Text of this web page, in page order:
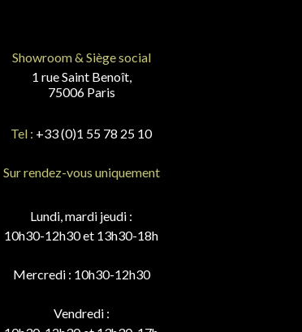
Showroom & Siège social
1 rue Saint Benoît,
75006 Paris
Tel : +33 (0)1 55 78 25 10
Sur rendez-vous uniquement
Lundi, mardi jeudi :
10h30-12h30 et 13h30-18h
Mercredi : 10h30-12h30
Vendredi :